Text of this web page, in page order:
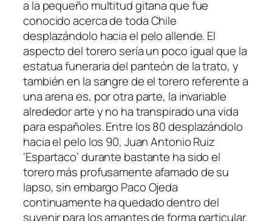
a la pequeño multitud gitana que fue
conocido acerca de toda Chile
desplazándolo hacia el pelo allende. El
aspecto del torero sería un poco igual que la
estatua funeraria del panteón de la trato, y
también en la sangre de el torero referente a
una arena es, por otra parte, la invariable
alrededor arte y no ha transpirado una vida
para españoles. Entre los 80 desplazándolo
hacia el pelo los 90, Juan Antonio Ruiz
‘Espartaco’ durante bastante ha sido el
torero más profusamente afamado de su
lapso, sin embargo Paco Ojeda
continuamente ha quedado dentro del
suvenir para los amantes de forma particular.